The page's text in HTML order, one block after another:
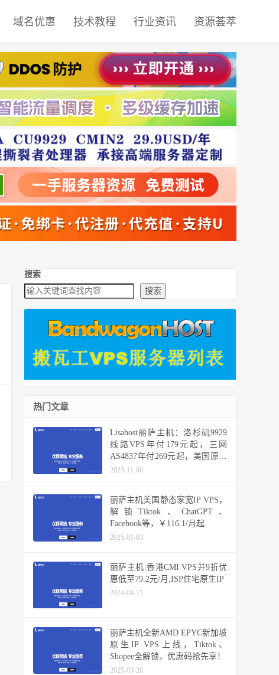
域名优惠 技术教程 行业资讯 资源荟萃
搜索
搜索
热门文章
Lisahost丽萨主机：洛杉矶9929
线路VPS年付179元起，三网
AS4837年付269元起，美国原生
IP，双ISP家宽IP，可选高防
2023-11-06
丽萨主机美国静态家宽IP VPS，
解锁Tiktok、ChatGPT、
Facebook等，￥116.1/月起
2025-01-03
丽萨主机:香港CMI VPS并9折优
惠低至79.2元/月,ISP住宅原生IP
2024-04-15
丽萨主机全新AMD EPYC新加坡
原生IP VPS上线，Tiktok、
Shopee全解锁，优惠码抢先享！
2025-03-20